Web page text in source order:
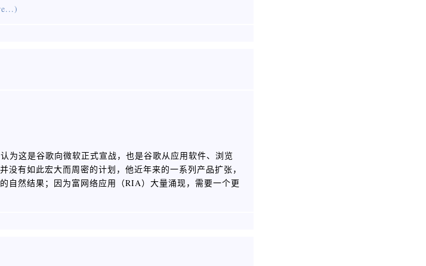
为这是谷歌向微软正式宣战，也是谷歌从应用软件、浏览
有如此宏大而周密的计划，他近年来的一系列产品扩张，
自然结果；因为富网络应用（RIA）大量涌现，需要一个更